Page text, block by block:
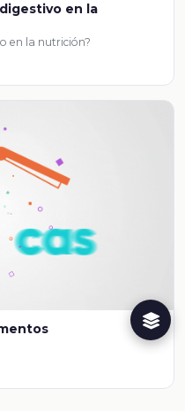
en la
en la nutrición?